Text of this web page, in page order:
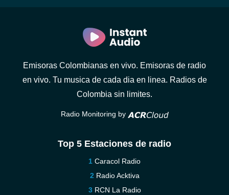
Emisoras Colombianas en vivo. Emisoras de radio
en vivo. Tu musica de cada dia en linea. Radios de
Colombia sin limites.
Radio Monitoring by
Top 5 Estaciones de radio
Caracol Radio
Radio Acktiva
RCN La Radio